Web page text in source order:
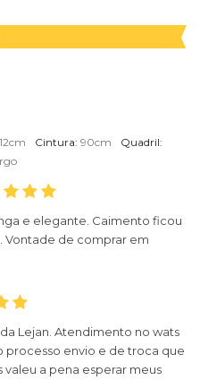
Cintura: 90cm
Quadril:
e elegante. Caimento ficou
Vontade de comprar em
Lejan. Atendimento no wats
processo envio e de troca que
a pena esperar meus